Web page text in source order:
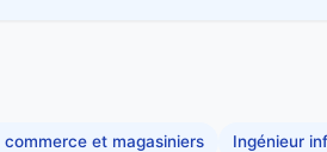
et magasiniers Ingénieur